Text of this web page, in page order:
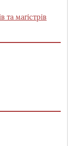
магістрів